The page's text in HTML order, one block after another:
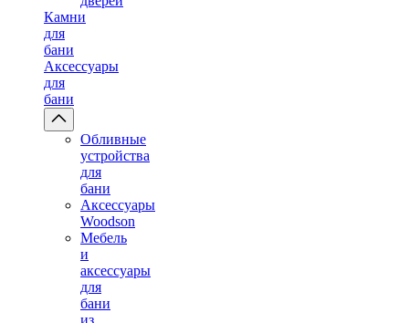
Камни
для
бани
Аксессуары
для
бани
Обливные
устройства
для
бани
Аксессуары
Woodson
Мебель
и
аксессуары
для
бани
из